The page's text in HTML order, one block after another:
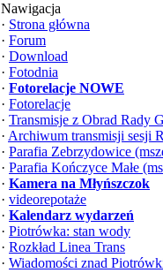
Nawigacja
· Strona główna
· Forum
· Download
· Fotodnia
· Fotorelacje NOWE
· Fotorelacje
· Transmisje z Obrad Rady
· Archiwum transmisji sesji
· Parafia Zebrzydowice
· Parafia Kończyce Małe
· Kamera na Młyńszczok
· videorepotaże
· Kalendarz wydarzeń
· Piotrówka: stan wody
· Rozkład Linea Trans
· Wiadomości znad